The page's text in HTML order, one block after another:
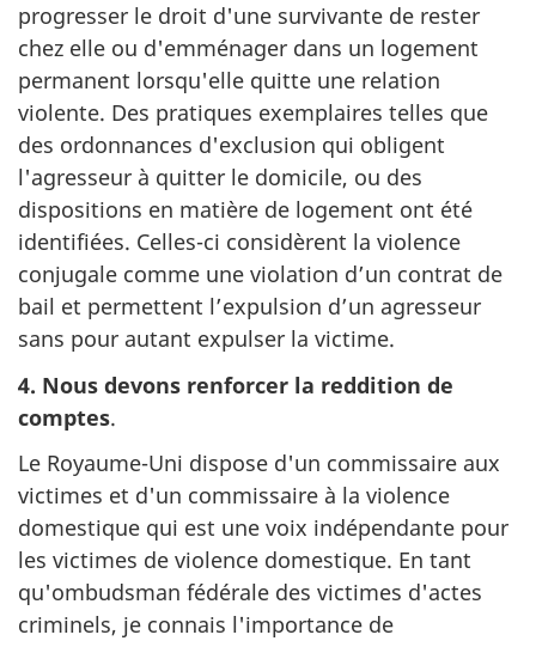
progresser le droit d'une survivante de rester
chez elle ou d'emménager dans un logement
permanent lorsqu'elle quitte une relation
violente. Des pratiques exemplaires telles que
des ordonnances d'exclusion qui obligent
l'agresseur à quitter le domicile, ou des
dispositions en matière de logement ont été
identifiées. Celles-ci considèrent la violence
conjugale comme une violation d’un contrat de
bail et permettent l’expulsion d’un agresseur
sans pour autant expulser la victime.
4. Nous devons renforcer la reddition de
comptes.
Le Royaume-Uni dispose d'un commissaire aux
victimes et d'un commissaire à la violence
domestique qui est une voix indépendante pour
les victimes de violence domestique. En tant
qu'ombudsman fédérale des victimes d'actes
criminels, je connais l'importance de